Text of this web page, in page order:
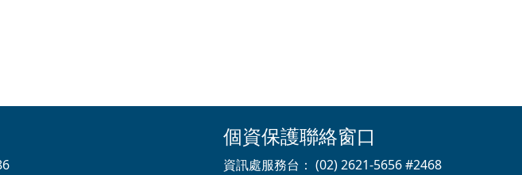
個資保護聯絡窗口
資訊處服務台： (02) 2621-5656 #2468